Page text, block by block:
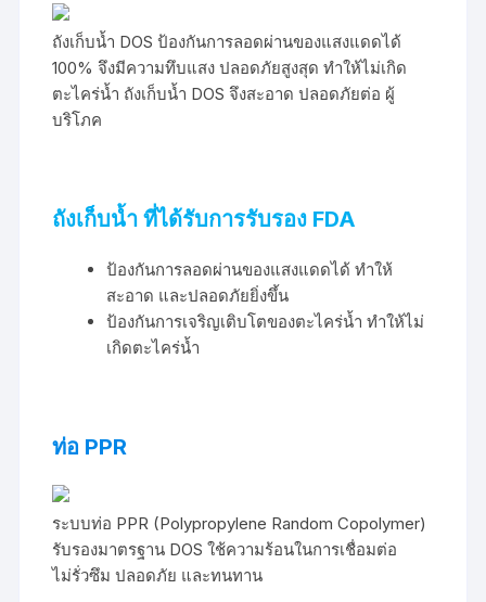
ถังเก็บน้ำ DOS ป้องกันการลอดผ่านของแสงแดดได้
100% จึงมีความทึบแสง ปลอดภัยสูงสุด ทำให้ไม่เกิด
ตะไคร่น้ำ ถังเก็บน้ำ DOS จึงสะอาด ปลอดภัยต่อ ผู้
บริโภค
ถังเก็บน้ำ ที่ได้รับการรับรอง FDA
ป้องกันการลอดผ่านของแสงแดดได้ ทำให้
สะอาด และปลอดภัยยิ่งขึ้น
ป้องกันการเจริญเติบโตของตะไคร่น้ำ ทำให้ไม่
เกิดตะไคร่น้ำ
ท่อ PPR
ระบบท่อ PPR (Polypropylene Random Copolymer)
รับรองมาตรฐาน DOS ใช้ความร้อนในการเชื่อมต่อ
ไม่รั่วซึม ปลอดภัย และทนทาน